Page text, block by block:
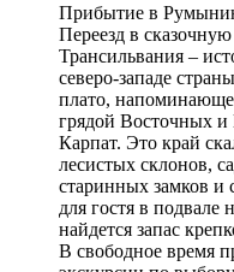
Прибытие в
Переезд в
Трансильвания –
северо-западе
плато,
грядой Восточных
Карпат. Это край
лесистых склонов,
старинных замков и
для гостя в подвале
найдется запас
В свободное время